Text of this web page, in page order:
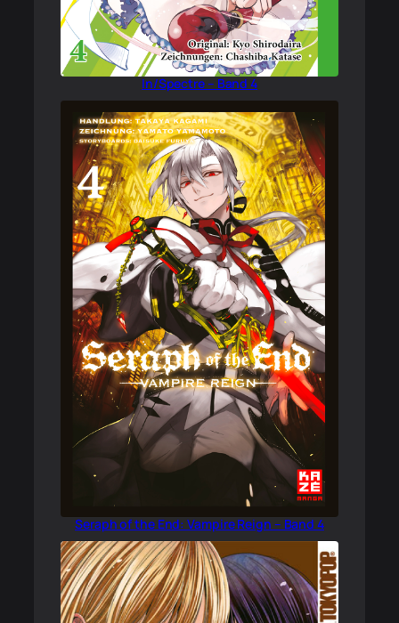
In/Spectre – Band 4
Seraph of the End: Vampire Reign – Band 4